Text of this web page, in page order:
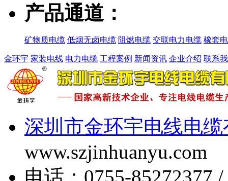
产品通道：
矿物质电缆 低烟无卤电缆 阻燃电缆 交联电力电缆 橡套
金环宇 家装电线 电力电缆 工程案例 新闻资讯 企业介绍 联系
深圳市金环宇电线电
www.szjinhuanyu.com
电话：0755-85272377